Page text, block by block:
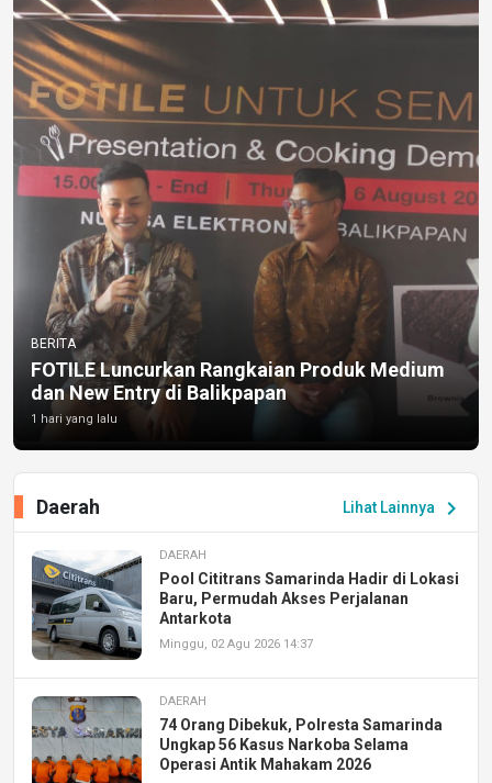
BERITA
FOTILE Luncurkan Rangkaian Produk Medium
dan New Entry di Balikpapan
1 hari yang lalu
Lihat Lainnya chevron_right
Daerah
DAERAH
Pool Cititrans Samarinda Hadir di Lokasi
Baru, Permudah Akses Perjalanan
Antarkota
Minggu, 02 Agu 2026 14:37
DAERAH
74 Orang Dibekuk, Polresta Samarinda
Ungkap 56 Kasus Narkoba Selama
Operasi Antik Mahakam 2026